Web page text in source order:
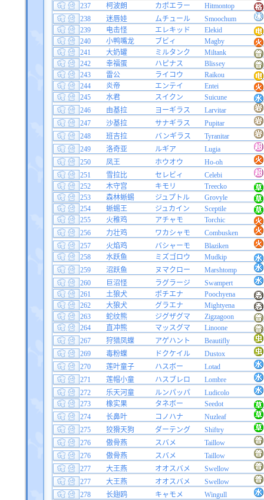
237
柯波朗 カポエラー
Hitmontop
238
迷唇娃 ムチュール
Smoochum
239
电击怪 エレキッド
Elekid
240
小鸭嘴龙 ブビィ
Magby
241
大奶罐 ミルタンク
Miltank
242
幸福蛋 ハピナス
Blissey
243
雷公 ライコウ
Raikou
244
炎帝 エンテイ
Entei
245
水君 スイクン
Suicune
246
由基拉 ヨーギラス
Larvitar
247
沙基拉 サナギラス
Pupitar
248
班吉拉 バンギラス
Tyranitar
249
洛奇亚 ルギア
Lugia
250
凤王 ホウオウ
Ho-oh
251
雪拉比 セレビィ
Celebi
252
木守宫 キモリ
Treecko
253
森林蜥蜴 ジュプトル
Grovyle
254
蜥蜴王 ジュカイン
Sceptile
255
火稚鸡 アチャモ
Torchic
256
力壮鸡 ワカシャモ
Combusken
257
火焰鸡 バシャーモ
Blaziken
258
水跃鱼 ミズゴロウ
Mudkip
259
沼跃鱼 ヌマクロー
Marshtomp
260
巨沼怪 ラグラージ
Swampert
261
土狼犬 ポチエナ
Poochyena
262
大狼犬 グラエナ
Mightyena
263
蛇纹熊 ジグザグマ
Zigzagoon
264
直冲熊 マッスグマ
Linoone
267
狩猎凤蝶 アゲハント
Beautifly
269
毒粉蝶 ドクケイル
Dustox
270
莲叶童子 ハスボー
Lotad
271
莲帽小童 ハスブレロ
Lombre
272
乐天河童 ルンパッパ
Ludicolo
273
橡实果 タネボー
Seedot
274
长鼻叶 コノハナ
Nuzleaf
275
狡猾天狗 ダーテング
Shiftry
276
傲骨燕 スバメ
Taillow
276
傲骨燕 スバメ
Taillow
277
大王燕 オオスバメ
Swellow
277
大王燕 オオスバメ
Swellow
278
长翅鸥 キャモメ
Wingull